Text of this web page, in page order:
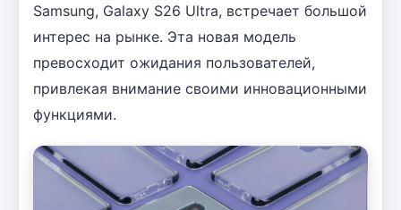
Samsung, Galaxy S26 Ultra, встречает большой
интерес на рынке. Эта новая модель
превосходит ожидания пользователей,
привлекая внимание своими инновационными
функциями.